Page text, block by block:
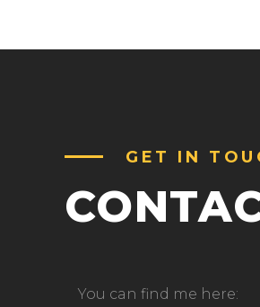
GET IN
You can find me here: